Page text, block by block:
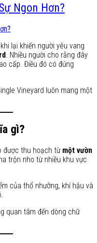
Ngon Hơn?
lại khiến người yêu vang
. Nhiều người cho rằng đây
cấp. Điều đó có đúng
Vineyard luôn mang một
gì?
được thu hoạch từ một vườn
trộn nho từ nhiều khu vực
của thổ nhưỡng, khí hậu và
quan tâm đến dòng chữ